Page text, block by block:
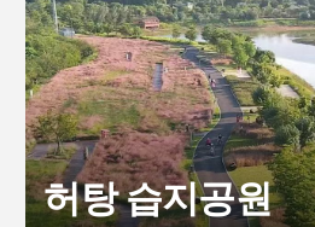
허탕 습지공원